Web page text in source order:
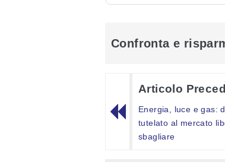
Confronta e
Articolo
Energia, luce e gas:
tutelato al mercato
sbagliare